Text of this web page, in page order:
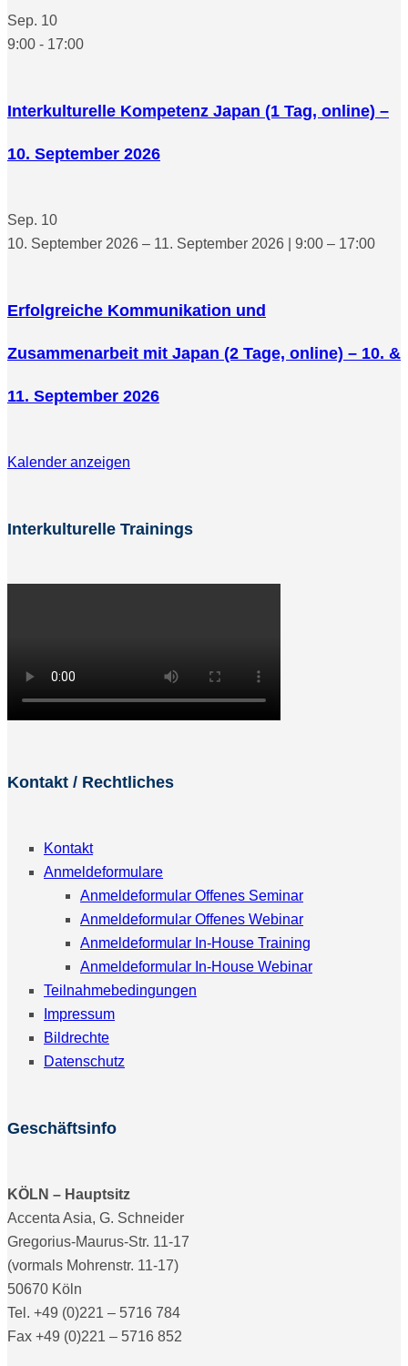
Sep. 10
9:00 - 17:00
Interkulturelle Kompetenz Japan (1 Tag, online) –
10. September 2026
Sep. 10
10. September 2026 – 11. September 2026 | 9:00 – 17:00
Erfolgreiche Kommunikation und
Zusammenarbeit mit Japan (2 Tage, online) – 10. &
11. September 2026
Kalender anzeigen
Interkulturelle Trainings
Kontakt / Rechtliches
Kontakt
Anmeldeformulare
Anmeldeformular Offenes Seminar
Anmeldeformular Offenes Webinar
Anmeldeformular In-House Training
Anmeldeformular In-House Webinar
Teilnahmebedingungen
Impressum
Bildrechte
Datenschutz
Geschäftsinfo
KÖLN – Hauptsitz
Accenta Asia, G. Schneider
Gregorius-Maurus-Str. 11-17
(vormals Mohrenstr. 11-17)
50670 Köln
Tel. +49 (0)221 – 5716 784
Fax +49 (0)221 – 5716 852